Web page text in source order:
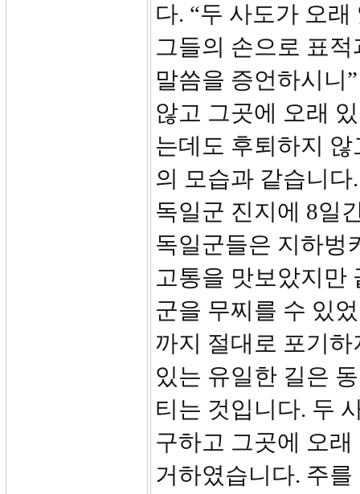
다. “두 사도가 오
그들의 손으로 표
말씀을 증언하시니
않고 그곳에 오래
는데도 후퇴하지
의 모습과 같습니
독일군 진지에 8일
독일군들은 지하벙
고통을 맛보았지만
군을 무찌를 수 있
까지 절대로 포기
있는 유일한 길은
티는 것입니다. 두
구하고 그곳에 오
거하였습니다. 주